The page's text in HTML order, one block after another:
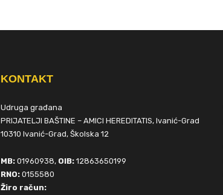
KONTAKT
Udruga građana
PRIJATELJI BAŠTINE – AMICI HEREDITATIS, Ivanić-Grad
10310 Ivanić-Grad, Školska 12
MB: 01960938, OIB: 12863650199
RNO: 0155580
Žiro račun: